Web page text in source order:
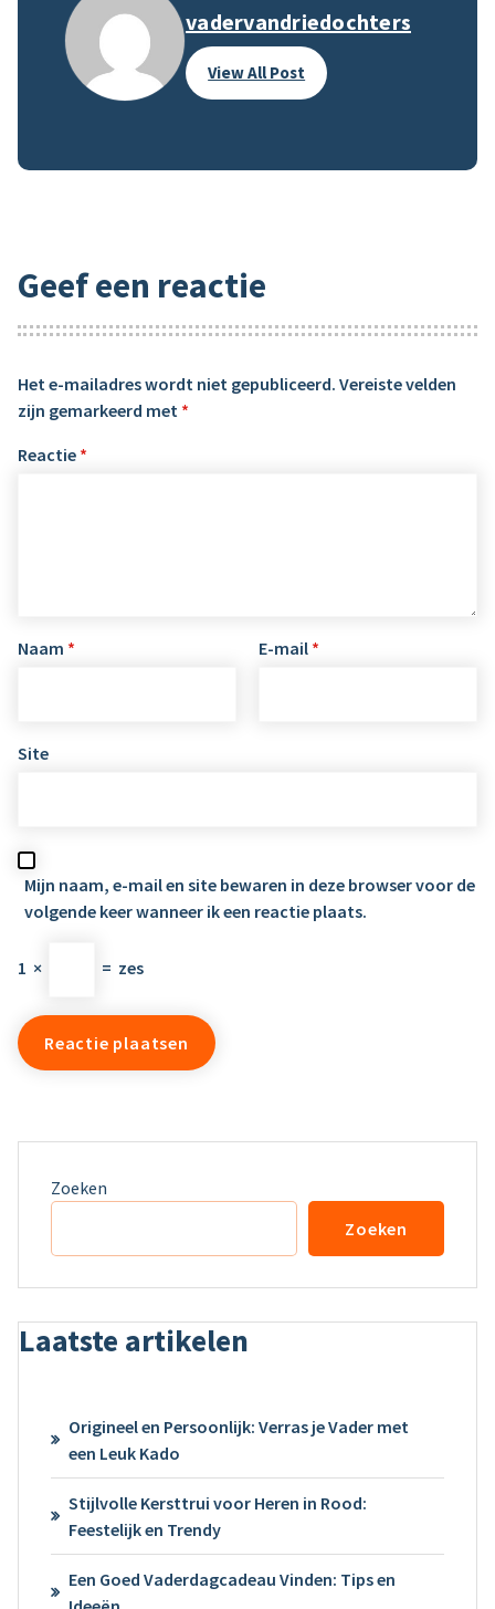
vadervandriedochters
View All Post
Geef een reactie
Het e-mailadres wordt niet gepubliceerd. Vereiste velden
zijn gemarkeerd met *
Reactie *
Naam * E-mail *
Site
Mijn naam, e-mail en site bewaren in deze browser voor de
volgende keer wanneer ik een reactie plaats.
1 × = zes
Zoeken
Zoeken
Laatste artikelen
Origineel en Persoonlijk: Verras je Vader met
een Leuk Kado
Stijlvolle Kersttrui voor Heren in Rood:
Feestelijk en Trendy
Een Goed Vaderdagcadeau Vinden: Tips en